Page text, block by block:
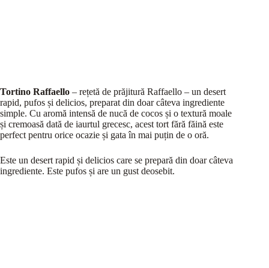
Tortino Raffaello – rețetă de prăjitură Raffaello – un desert
rapid, pufos și delicios, preparat din doar câteva ingrediente
simple. Cu aromă intensă de nucă de cocos și o textură moale
și cremoasă dată de iaurtul grecesc, acest tort fără făină este
perfect pentru orice ocazie și gata în mai puțin de o oră.
Este un desert rapid și delicios care se prepară din doar câteva
ingrediente. Este pufos și are un gust deosebit.